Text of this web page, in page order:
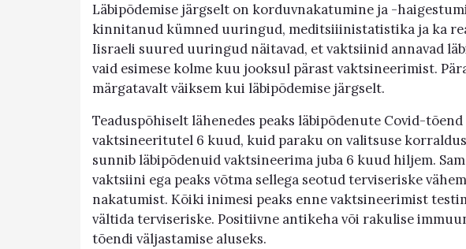
Läbipõdemise järgselt on korduvnakatumine ja -
kinnitanud kümned uuringud, meditsiiinistatistika ja ka
Iisraeli suured uuringud näitavad, et vaktsiinid annavad
vaid esimese kolme kuu jooksul pärast vaktsineerimist.
märgatavalt väiksem kui läbipõdemise järgselt.
Teaduspõhiselt lähenedes peaks läbipõdenute Covid-
vaktsineeritutel 6 kuud, kuid paraku on valitsuse
sunnib läbipõdenuid vaktsineerima juba 6 kuud hiljem.
vaktsiini ega peaks võtma sellega seotud terviseriske
nakatumist. Kõiki inimesi peaks enne vaktsineerimist
vältida terviseriske. Positiivne antikeha või rakulise
tõendi väljastamise aluseks.